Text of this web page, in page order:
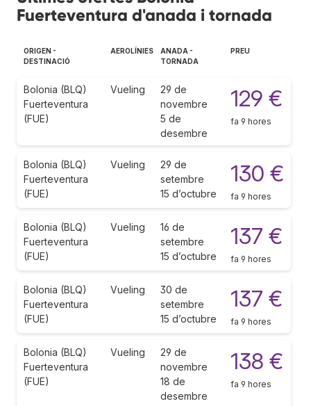
Fuerteventura d'anada i tornada
ORIGEN -
DESTINACIÓ
AEROLÍNIES
ANADA -
TORNADA
PREU
Bolonia (BLQ)
Fuerteventura
(FUE)
Vueling
29 de
novembre
5 de
desembre
129 €
fa 9 hores
Bolonia (BLQ)
Fuerteventura
(FUE)
Vueling
29 de
setembre
15 d’octubre
130 €
fa 9 hores
Bolonia (BLQ)
Fuerteventura
(FUE)
Vueling
16 de
setembre
15 d’octubre
137 €
fa 9 hores
Bolonia (BLQ)
Fuerteventura
(FUE)
Vueling
30 de
setembre
15 d’octubre
137 €
fa 9 hores
Bolonia (BLQ)
Fuerteventura
(FUE)
Vueling
29 de
novembre
18 de
desembre
138 €
fa 9 hores